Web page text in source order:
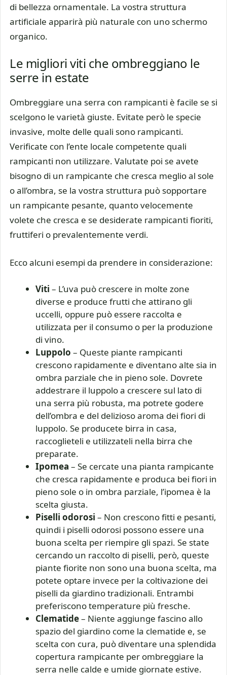
di bellezza ornamentale. La vostra struttura
artificiale apparirà più naturale con uno schermo
organico.
Le migliori viti che ombreggiano le
serre in estate
Ombreggiare una serra con rampicanti è facile se si
scelgono le varietà giuste. Evitate però le specie
invasive, molte delle quali sono rampicanti.
Verificate con l’ente locale competente quali
rampicanti non utilizzare. Valutate poi se avete
bisogno di un rampicante che cresca meglio al sole
o all’ombra, se la vostra struttura può sopportare
un rampicante pesante, quanto velocemente
volete che cresca e se desiderate rampicanti fioriti,
fruttiferi o prevalentemente verdi.
Ecco alcuni esempi da prendere in considerazione:
Viti – L’uva può crescere in molte zone
diverse e produce frutti che attirano gli
uccelli, oppure può essere raccolta e
utilizzata per il consumo o per la produzione
di vino.
Luppolo – Queste piante rampicanti
crescono rapidamente e diventano alte sia in
ombra parziale che in pieno sole. Dovrete
addestrare il luppolo a crescere sul lato di
una serra più robusta, ma potrete godere
dell’ombra e del delizioso aroma dei fiori di
luppolo. Se producete birra in casa,
raccoglieteli e utilizzateli nella birra che
preparate.
Ipomea – Se cercate una pianta rampicante
che cresca rapidamente e produca bei fiori in
pieno sole o in ombra parziale, l’ipomea è la
scelta giusta.
Piselli odorosi – Non crescono fitti e pesanti,
quindi i piselli odorosi possono essere una
buona scelta per riempire gli spazi. Se state
cercando un raccolto di piselli, però, queste
piante fiorite non sono una buona scelta, ma
potete optare invece per la coltivazione dei
piselli da giardino tradizionali. Entrambi
preferiscono temperature più fresche.
Clematide– Niente aggiunge fascino allo
spazio del giardino come la clematide e, se
scelta con cura, può diventare una splendida
copertura rampicante per ombreggiare la
serra nelle calde e umide giornate estive.